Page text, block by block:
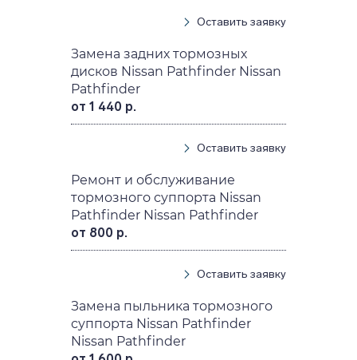
Оставить заявку
Замена задних тормозных
дисков Nissan Pathfinder Nissan
Pathfinder
от 1 440 р.
Оставить заявку
Ремонт и обслуживание
тормозного суппорта Nissan
Pathfinder Nissan Pathfinder
от 800 р.
Оставить заявку
Замена пыльника тормозного
суппорта Nissan Pathfinder
Nissan Pathfinder